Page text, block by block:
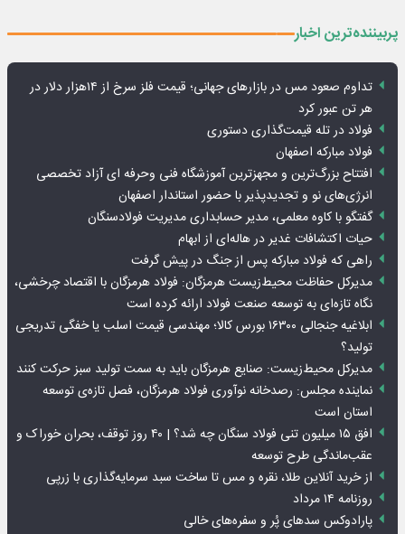
پربیننده‌ترین اخبار
تداوم صعود مس در بازارهای جهانی؛ قیمت فلز سرخ از ۱۴هزار دلار در
هر تن عبور کرد
فولاد در تله قیمت‌گذاری دستوری
فولاد مبارکه اصفهان
افتتاح بزرگ‌ترین و مجهزترین آموزشگاه فنی وحرفه ای آزاد تخصصی
انرژی‌های نو و تجدیدپذیر با حضور استاندار اصفهان
گفتگو با کاوه معلمی، مدیر حسابداری مدیریت فولادسنگان
حیات اکتشافات غدیر در هاله‌ای از ابهام
راهی که فولاد مبارکه پس از جنگ در پیش گرفت
مدیرکل حفاظت محیط‌زیست هرمزگان: فولاد هرمزگان با اقتصاد چرخشی،
نگاه تازه‌ای به توسعه صنعت فولاد ارائه کرده است
ابلاغیه جنجالی ۱۶۳۰۰ بورس کالا؛ مهندسی قیمت اسلب یا خفگی تدریجی
تولید؟
مدیرکل محیط‌زیست: صنایع هرمزگان باید به سمت تولید سبز حرکت کنند
نماینده مجلس: رصدخانه نوآوری فولاد هرمزگان، فصل تازه‌ی توسعه
استان است
افق ۱۵ میلیون تنی فولاد سنگان چه شد؟ | ۴۰ روز توقف، بحران خوراک و
عقب‌ماندگی طرح توسعه
از خرید آنلاین طلا، نقره و مس تا ساخت سبد سرمایه‌گذاری با زرپی
روزنامه ۱۴ مرداد
پارادوکس سدهای پُر و سفره‌های خالی